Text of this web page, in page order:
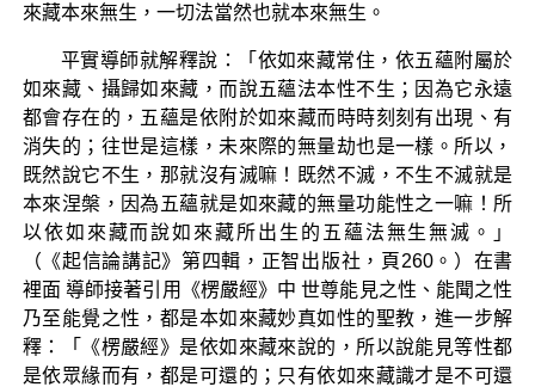
來藏本來無生，一切法當然也就本來無生。
平實導師就解釋說：「依如來藏常住，依五蘊附屬於
如來藏、攝歸如來藏，而說五蘊法本性不生；因為它永遠
都會存在的，五蘊是依附於如來藏而時時刻刻有出現、有
消失的；往世是這樣，未來際的無量劫也是一樣。所以，
既然說它不生，那就沒有滅嘛！既然不滅，不生不滅就是
本來涅槃，因為五蘊就是如來藏的無量功能性之一嘛！所
以依如來藏而說如來藏所出生的五蘊法無生無滅。」
（《起信論講記》第四輯，正智出版社，頁260。）在書
裡面 導師接著引用《楞嚴經》中 世尊能見之性、能聞之性
乃至能覺之性，都是本如來藏妙真如性的聖教，進一步解
釋：「《楞嚴經》是依如來藏來說的，所以說能見等性都
是依眾緣而有，都是可還的；只有依如來藏識才是不可還